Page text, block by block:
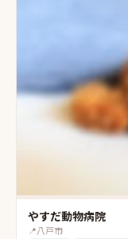
やすだ動物病院
📍八戸市